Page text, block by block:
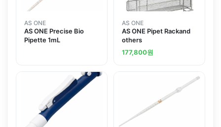
AS ONE
AS ONE Precise Bio
Pipette 1mL
AS ONE
AS ONE Pipet Rackand
others
177,800원